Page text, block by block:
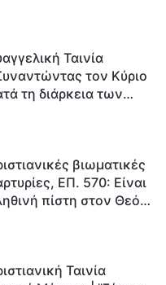
Ταινία
τον Κύριο
τη διάρκεια των
Οι
χτυπούν.
η αντίστροφη
βιωματικές
ΕΠ. 570: Είναι
πίστη στον Θεό
Ταινία